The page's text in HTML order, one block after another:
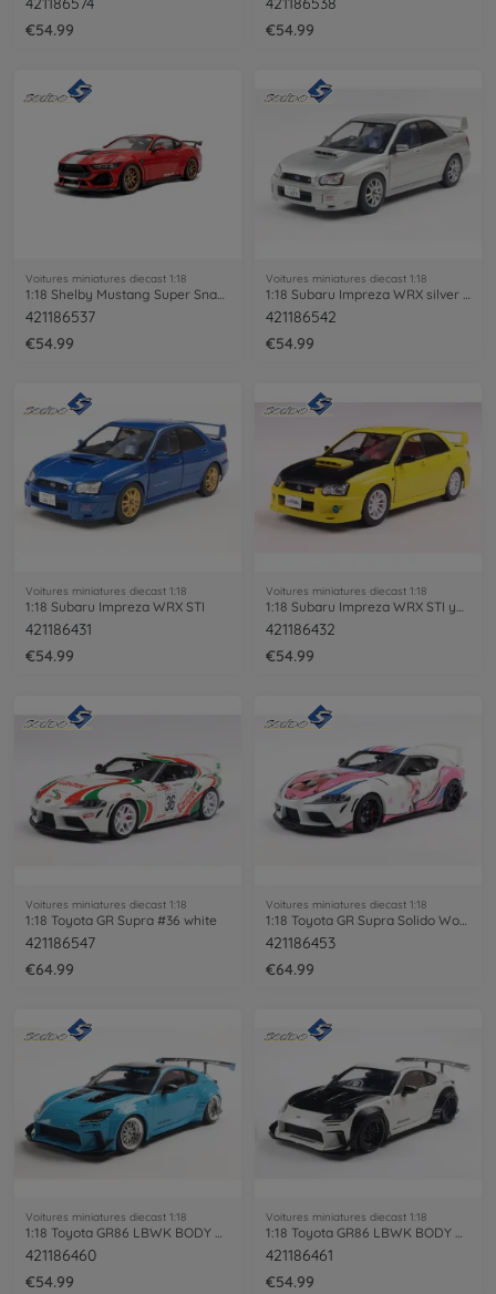
€54.99
€54.99
Voitures miniatures diecast 1:18
421186537
€54.99
Voitures miniatures diecast 1:18
421186542
€54.99
Voitures miniatures diecast 1:18
1:18 Subaru Impreza WRX STI
421186431
€54.99
Voitures miniatures diecast 1:18
1:18 Subaru Impreza WRX STI yellow
421186432
€54.99
Voitures miniatures diecast 1:18
1:18 Toyota GR Supra #36 white
421186547
€64.99
Voitures miniatures diecast 1:18
421186453
€64.99
Voitures miniatures diecast 1:18
1:18 Toyota GR86 LBWK BODY KIT blue
421186460
€54.99
Voitures miniatures diecast 1:18
1:18 Toyota GR86 LBWK BODY KIT white
421186461
€54.99